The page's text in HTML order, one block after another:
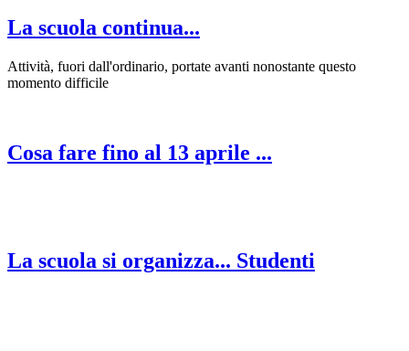
La scuola continua...
Attività, fuori dall'ordinario, portate avanti nonostante questo
momento difficile
Cosa fare fino al 13 aprile ...
La scuola si organizza... Studenti